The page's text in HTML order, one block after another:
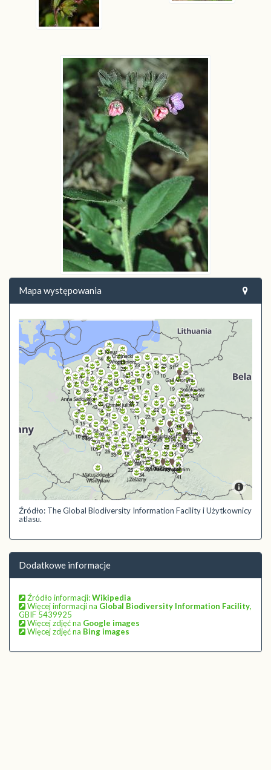
Mapa występowania
Źródło: The Global Biodiversity Information Facility i Użytkownicy
atlasu.
Dodatkowe informacje
Źródło informacji:Wikipedia
Więcej informacji na Global Biodiversity Information Facility,
GBIF 5439925
Więcej zdjęć na Google images
Więcej zdjęć na Bing images